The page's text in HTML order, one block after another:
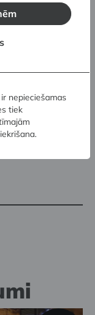
muzejs,
Ikmēneša
piedāvājums
nepieciešamas
tiek